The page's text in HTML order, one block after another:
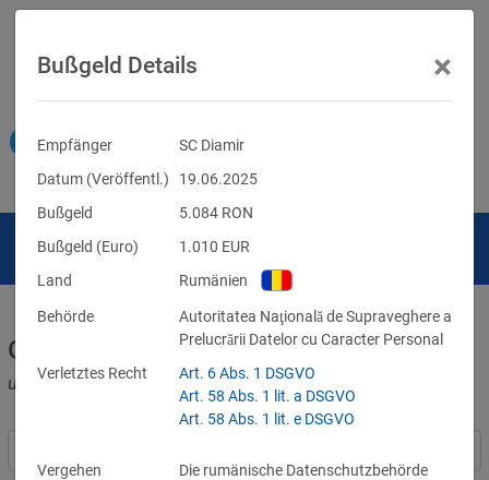
Geldbußen für DSGVO-Verstöße
und für Verletzungen anderer Datenschutzgesetze
Bußgeld Details ×
Empfänger
SC Diamir
Datum (Veröffentl.)
19.06.2025
Bußgeld
5.084 RON
Bußgeld (Euro)
1.010 EUR
Land
Rumänien
Behörde
Autoritatea Naţională de Supraveghere a
Prelucrării Datelor cu Caracter Personal
Verletztes Recht
Art. 6 Abs. 1 DSGVO
Art. 58 Abs. 1 lit. a DSGVO
Art. 58 Abs. 1 lit. e DSGVO
Vergehen
Die rumänische Datenschutzbehörde